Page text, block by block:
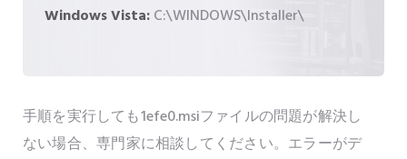
Windows Vista:C:\WINDOWS\Installer\
手順を実行しても1efe0.msiファイルの問題が解決し
ない場合、専門家に相談してください。エラーがデ